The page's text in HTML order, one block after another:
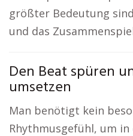
größter Bedeutung
und das
Den Beat spüren
umsetzen
Man benötigt kein
Rhythmusgefühl, um